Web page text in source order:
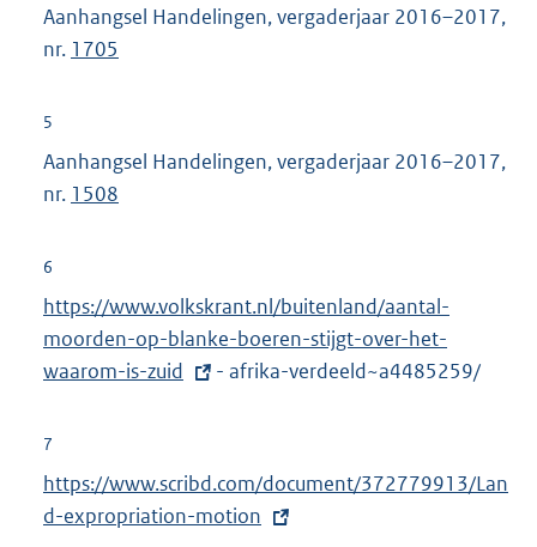
k
:
e
l
n
k
:
Aanhangsel Handelingen, vergaderjaar 2016–2017,
nr. 1705
5
Aanhangsel Handelingen, vergaderjaar 2016–2017,
nr. 1508
6
E
x
t
r
e
l
https://www.volkskrant.nl/buitenland/aantal-
moorden-op-blanke-boeren-stijgt-over-het-
waarom-is-zuid
- afrika-verdeeld~a4485259/
7
E
x
https://www.scribd.com/document/372779913/Lan
d-expropriation-motion